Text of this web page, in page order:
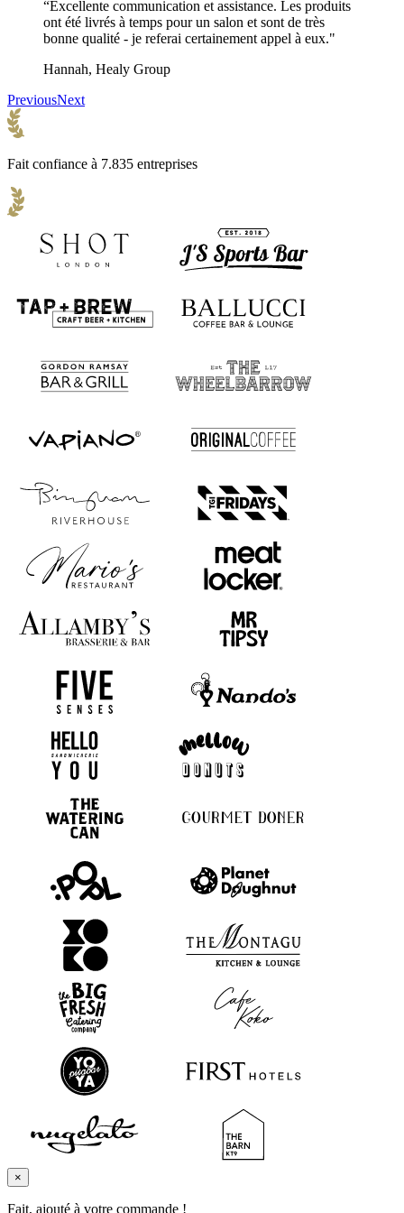
“Excellente communication et assistance. Les produits
ont été livrés à temps pour un salon et sont de très
bonne qualité - je referai certainement appel à eux."
Hannah, Healy Group
PreviousNext
Fait confiance à 7.835 entreprises
×
Fait, ajouté à votre commande !